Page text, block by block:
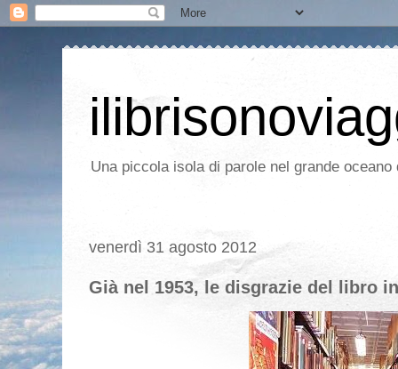
Una piccola isola di parole nel grande
venerdì 31 agosto 2012
Già nel 1953, le disgrazie del libro